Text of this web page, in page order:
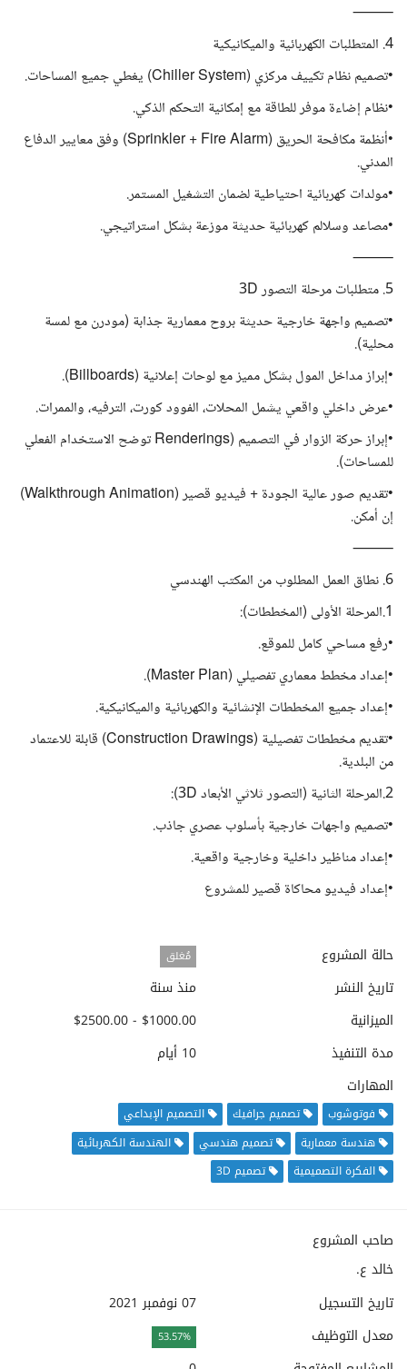
⸻
4. المتطلبات الكهربائية والميكانيكية
•تصميم نظام تكييف مركزي (Chiller System) يغطي جميع المساحات.
•نظام إضاءة موفر للطاقة مع إمكانية التحكم الذكي.
•أنظمة مكافحة الحريق (Sprinkler + Fire Alarm) وفق معايير الدفاع
المدني.
•مولدات كهربائية احتياطية لضمان التشغيل المستمر.
•مصاعد وسلالم كهربائية حديثة موزعة بشكل استراتيجي.
⸻
5. متطلبات مرحلة التصور 3D
•تصميم واجهة خارجية حديثة بروح معمارية جذابة (مودرن مع لمسة
محلية).
•إبراز مداخل المول بشكل مميز مع لوحات إعلانية (Billboards).
•عرض داخلي واقعي يشمل المحلات، الفوود كورت، الترفيه، والممرات.
•إبراز حركة الزوار في التصميم (Renderings توضح الاستخدام الفعلي
للمساحات).
•تقديم صور عالية الجودة + فيديو قصير (Walkthrough Animation)
إن أمكن.
⸻
6. نطاق العمل المطلوب من المكتب الهندسي
1.المرحلة الأولى (المخططات):
•رفع مساحي كامل للموقع.
•إعداد مخطط معماري تفصيلي (Master Plan).
•إعداد جميع المخططات الإنشائية والكهربائية والميكانيكية.
•تقديم مخططات تفصيلية (Construction Drawings) قابلة للاعتماد
من البلدية.
2.المرحلة الثانية (التصور ثلاثي الأبعاد 3D):
•تصميم واجهات خارجية بأسلوب عصري جاذب.
•إعداد مناظير داخلية وخارجية واقعية.
•إعداد فيديو محاكاة قصير للمشروع
حالة المشروع مُغلق
تاريخ النشر
منذ سنة
الميزانية
$1000.00 - $2500.00
مدة التنفيذ
10 أيام
المهارات
فوتوشوب تصميم جرافيك
التصميم الإبداعي
هندسة معمارية
تصميم هندسي
الهندسة الكهربائية
الفكرة التصميمية
تصميم 3D
صاحب المشروع
خالد ع.
تاريخ التسجيل
07 نوفمبر 2021
معدل التوظيف
53.57%